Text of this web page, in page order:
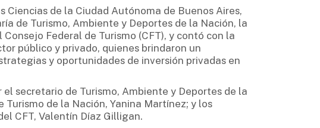
de la Ciudad Autónoma de Buenos Aires,
de Turismo, Ambiente y Deportes de la Nación, la
Federal de Turismo (CFT), y contó con la
público y privado, quienes brindaron un
y oportunidades de inversión privadas en
secretario de Turismo, Ambiente y Deportes de la
de la Nación, Yanina Martínez; y los
CFT, Valentín Díaz Gilligan.